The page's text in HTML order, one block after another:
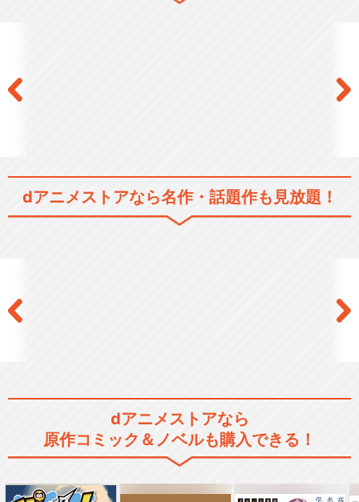
中間管理録 トネガワ
dアニメストアなら名作・話題作も見放題！
dアニメストアなら
原作コミック＆ノベルも購入できる！